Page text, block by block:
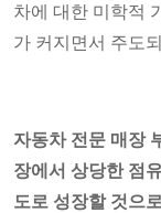
차에 대한 미학적
가 커지면서 주도
자동차 전문 매장
장에서 상당한 점
도로 성장할 것으